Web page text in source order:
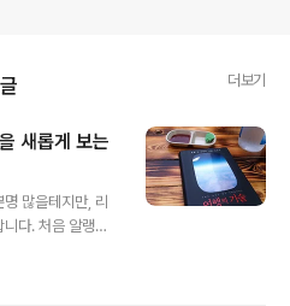
더보기
새롭게 보는
많을테지만, 리
다. 처음 알랭드
겠다고 생각하